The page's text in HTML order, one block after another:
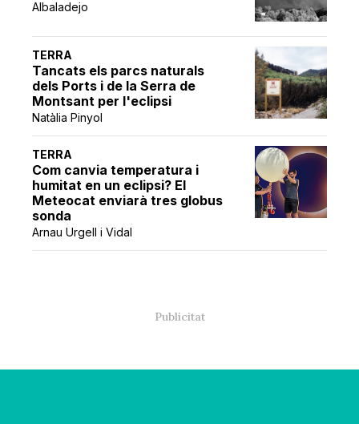
Albaladejo
TERRA
Tancats els parcs naturals
dels Ports i de la Serra de
Montsant per l'eclipsi
Natàlia Pinyol
TERRA
Com canvia temperatura i
humitat en un eclipsi? El
Meteocat enviarà tres globus
sonda
Arnau Urgell i Vidal